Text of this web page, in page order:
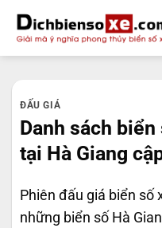
qua
nội
ĐẤU GIÁ
Danh sách
tại Hà Giang
Phiên đấu giá biển số
những biển số Hà